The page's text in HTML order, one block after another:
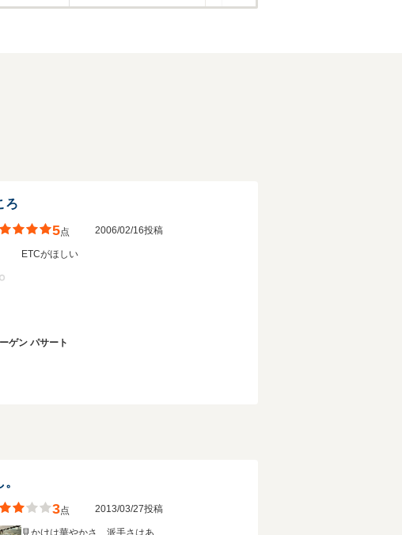
ろ
5点 2006/02/16投稿
ETCがほしい
ゲン パサート
3点 2013/03/27投稿
見かけは華やかさ、派手さはあ